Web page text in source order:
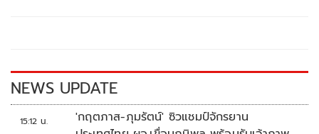
k k
NEWS UPDATE
15:12 น.
'กฤตภาส-ภุมรัตน์' ซิวแชมป์จักรยาน